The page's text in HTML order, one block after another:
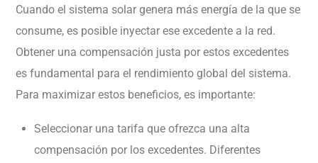
Cuando el sistema solar genera más energía de la que se
consume, es posible inyectar ese excedente a la red.
Obtener una compensación justa por estos excedentes
es fundamental para el rendimiento global del sistema.
Para maximizar estos beneficios, es importante:
Seleccionar una tarifa que ofrezca una alta
compensación por los excedentes. Diferentes